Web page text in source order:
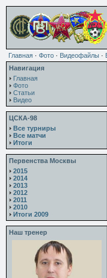
Главная · Фото · Видеофайлы ·
Навигация
Главная
Фото
Статьи
Видео
ЦСКА-98
Все турниры
Все матчи
Итоги
Первенства Москвы
2015
2014
2013
2012
2011
2010
Итоги 2009
Наш тренер